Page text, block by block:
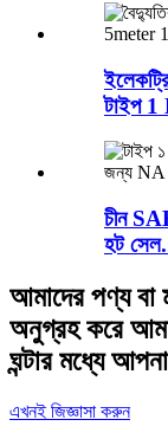
টাইপ 1
চীন
হট
আমাদের পণ্য বা
অনুগ্রহ করে
ঘন্টার মধ্যে
এখনই জিজ্ঞাসা করুন